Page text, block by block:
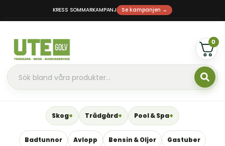
KRESS SOMMARKAMPANJ Se kampanjen →
0
Skog Trädgård Pool & Spa
Badtunnor Avlopp Bensin & Oljor Gastuber